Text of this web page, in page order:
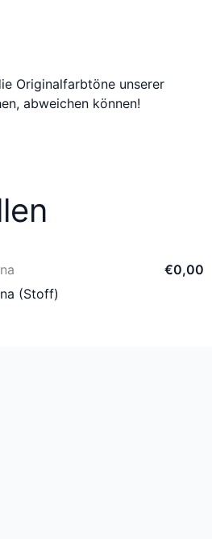
Originalfarbtöne unserer
abweichen können!
€0,00
(Stoff)